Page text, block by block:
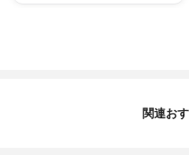
関連お